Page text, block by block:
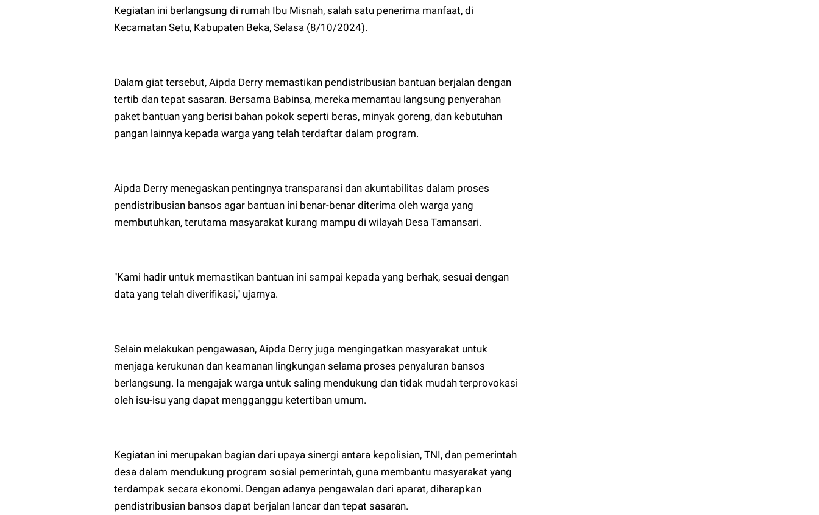
Kegiatan ini berlangsung di rumah Ibu Misnah, salah satu penerima manfaat, di
Kecamatan Setu, Kabupaten Beka, Selasa (8/10/2024).
Dalam giat tersebut, Aipda Derry memastikan pendistribusian bantuan berjalan dengan
tertib dan tepat sasaran. Bersama Babinsa, mereka memantau langsung penyerahan
paket bantuan yang berisi bahan pokok seperti beras, minyak goreng, dan kebutuhan
pangan lainnya kepada warga yang telah terdaftar dalam program.
Aipda Derry menegaskan pentingnya transparansi dan akuntabilitas dalam proses
pendistribusian bansos agar bantuan ini benar-benar diterima oleh warga yang
membutuhkan, terutama masyarakat kurang mampu di wilayah Desa Tamansari.
"Kami hadir untuk memastikan bantuan ini sampai kepada yang berhak, sesuai dengan
data yang telah diverifikasi," ujarnya.
Selain melakukan pengawasan, Aipda Derry juga mengingatkan masyarakat untuk
menjaga kerukunan dan keamanan lingkungan selama proses penyaluran bansos
berlangsung. Ia mengajak warga untuk saling mendukung dan tidak mudah terprovokasi
oleh isu-isu yang dapat mengganggu ketertiban umum.
Kegiatan ini merupakan bagian dari upaya sinergi antara kepolisian, TNI, dan pemerintah
desa dalam mendukung program sosial pemerintah, guna membantu masyarakat yang
terdampak secara ekonomi. Dengan adanya pengawalan dari aparat, diharapkan
pendistribusian bansos dapat berjalan lancar dan tepat sasaran.